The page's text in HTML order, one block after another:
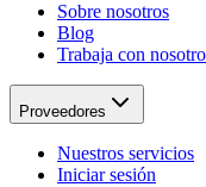
Sobre nosotros
Blog
Trabaja con
Proveedores
Nuestros servicios
Iniciar sesión